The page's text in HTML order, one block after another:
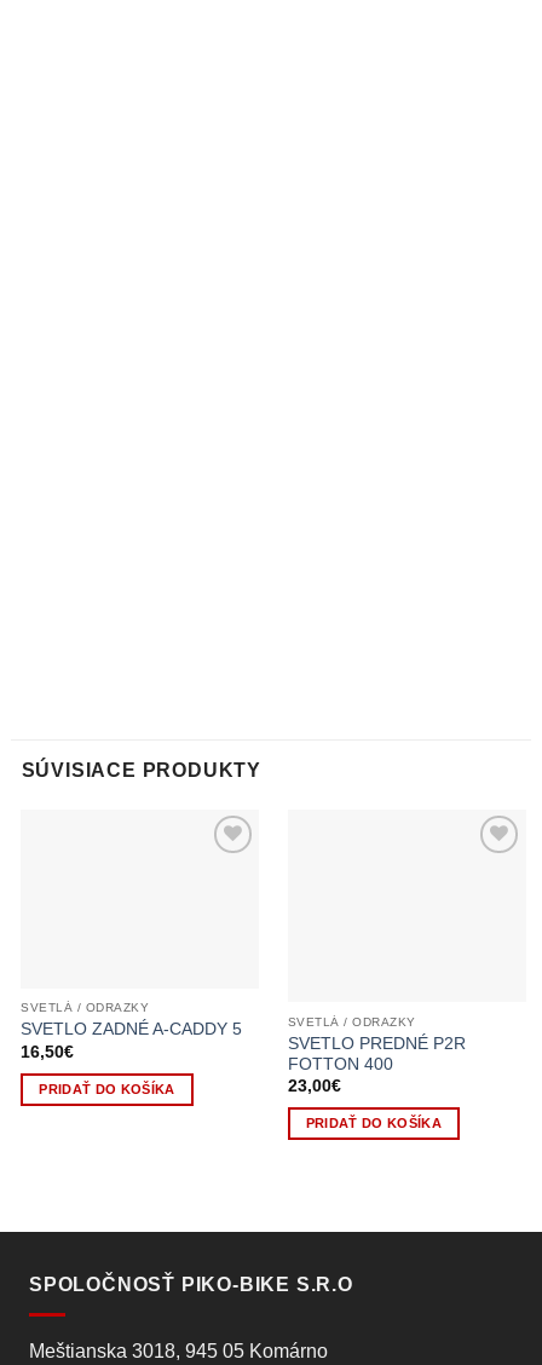
SÚVISIACE PRODUKTY
SVETLÁ / ODRAZKY
SVETLO ZADNÉ A-CADDY 5
16,50€
PRIDAŤ DO KOŠÍKA
SVETLÁ / ODRAZKY
SVETLO PREDNÉ P2R
FOTTON 400
23,00€
PRIDAŤ DO KOŠÍKA
SPOLOČNOSŤ PIKO-BIKE S.R.O
Meštianska 3018, 945 05 Komárno